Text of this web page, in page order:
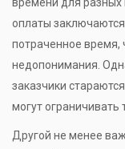
времени для
оплаты заключаются
потраченное время,
недопонимания.
заказчики
могут ограничивать
Другой не менее